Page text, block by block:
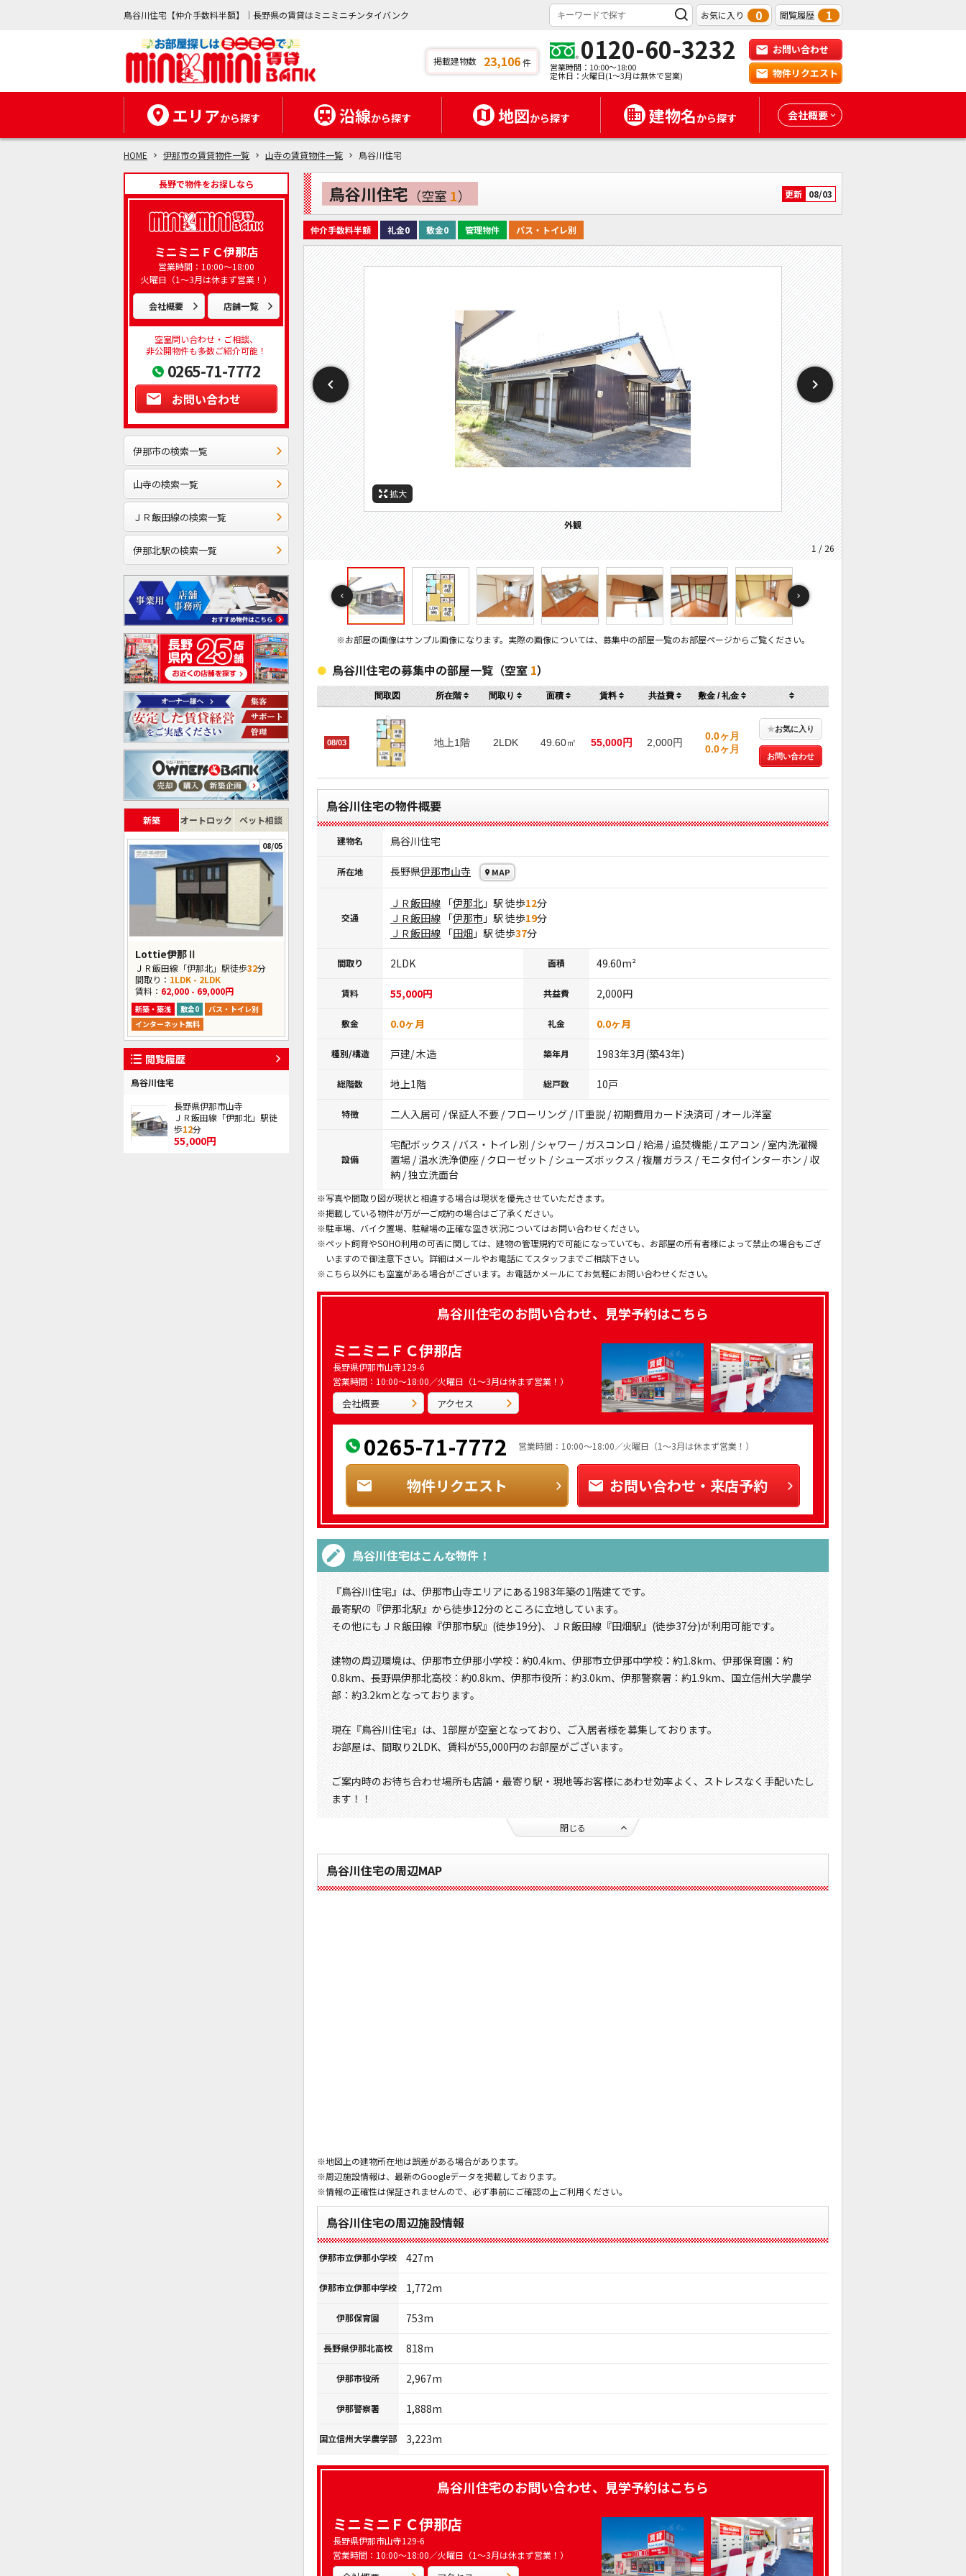
鳥谷川住宅【仲介手数料半額】｜長野県の賃貸はミニミニチンタイバンク お気に入り 0 閲覧履歴 1
掲載建物数 23,106件 0120-60-3232
営業時間：10:00～18:00
定休日：火曜日(1～3月は無休で営業)
お問い合わせ
物件リクエスト
エリアから探す 沿線から探す 地図から探す 建物名から探す 会社概要
HOME 伊那市の賃貸物件一覧 山寺の賃貸物件一覧 鳥谷川住宅
長野で物件をお探しなら
ミニミニＦＣ伊那店
営業時間：10:00～18:00
火曜日（1～3月は休まず営業！）
会社概要 店舗一覧
空室問い合わせ・ご相談、
非公開物件も多数ご紹介可能！
0265-71-7772
お問い合わせ
伊那市の検索一覧
山寺の検索一覧
ＪＲ飯田線の検索一覧
伊那北駅の検索一覧
新築 オートロック ペット相談
08/05
Lottie伊那Ⅱ
ＪＲ飯田線「伊那北」駅徒歩32分
間取り： 1LDK - 2LDK
賃料： 62,000 - 69,000円
新築・築浅 敷金0
バス・トイレ別
インターネット無料
閲覧履歴
鳥谷川住宅
長野県伊那市山寺
ＪＲ飯田線「伊那北」駅徒
歩12分
55,000円
鳥谷川住宅 （空室 1） 更新 08/03
仲介手数料半額 礼金0 敷金0 管理物件 バス・トイレ別
拡大
外観
1 / 26
拡大
間取
間取り
拡大
居間
拡大
キッチン
拡大
キッチン
拡大
寝室
拡大
寝室
拡大
庭
拡大
風呂
拡大
トイレ
拡大
収納
拡大
収納
拡大
洗面
拡大
バルコニー
拡大
設備
拡大
玄関
拡大
玄関
拡大
その他画像
拡大
その他画像
拡大
セキュリティ
拡大
周辺施設：大学
拡大
周辺施設：警察署・交番
拡大
周辺施設：役所
拡大
周辺施設：高校・高専
拡大
周辺施設：中学校
拡大
周辺施設：小学校
※お部屋の画像はサンプル画像になります。実際の画像については、募集中の部屋一覧のお部屋ページからご覧ください。
鳥谷川住宅の募集中の部屋一覧（空室 1）
間取図 所在階 間取り 面積 賃料 共益費 敷金 / 礼金
08/03 地上1階 2LDK 49.60㎡ 55,000円 2,000円
0.0ヶ月
0.0ヶ月
★お気に入り
お問い合わせ
鳥谷川住宅の物件概要
建物名 鳥谷川住宅
所在地 長野県伊那市山寺 MAP
交通
ＪＲ飯田線 「伊那北 」駅 徒歩12分
ＪＲ飯田線 「伊那市 」駅 徒歩19分
ＪＲ飯田線 「田畑 」駅 徒歩37分
間取り 2LDK 面積 49.60m²
賃料 55,000円 共益費 2,000円
敷金 0.0ヶ月 礼金 0.0ヶ月
種別/構造 戸建/ 木造 築年月 1983年3月(築43年)
総階数 地上1階 総戸数 10戸
特徴 二人入居可 / 保証人不要 / フローリング / IT重説 / 初期費用カード決済可 / オール洋室
設備
宅配ボックス / バス・トイレ別 / シャワー / ガスコンロ / 給湯 / 追焚機能 / エアコン / 室内洗濯機
置場 / 温水洗浄便座 / クローゼット / シューズボックス / 複層ガラス / モニタ付インターホン / 収
納 / 独立洗面台
※写真や間取り図が現状と相違する場合は現状を優先させていただきます。
※掲載している物件が万が一ご成約の場合はご了承ください。
※駐車場、バイク置場、駐輪場の正確な空き状況についてはお問い合わせください。
※ペット飼育やSOHO利用の可否に関しては、建物の管理規約で可能になっていても、お部屋の所有者様によって禁止の場合もござ
いますので御注意下さい。詳細はメールやお電話にてスタッフまでご相談下さい。
※こちら以外にも空室がある場合がございます。お電話かメールにてお気軽にお問い合わせください。
鳥谷川住宅のお問い合わせ、見学予約はこちら
ミニミニＦＣ伊那店
長野県伊那市山寺129-6
営業時間：10:00～18:00／火曜日（1～3月は休まず営業！）
会社概要 アクセス
0265-71-7772 営業時間：10:00～18:00／火曜日（1～3月は休まず営業！）
物件リクエスト お問い合わせ・来店予約
鳥谷川住宅はこんな物件！
『鳥谷川住宅』は、伊那市山寺エリアにある1983年築の1階建てです。
最寄駅の『伊那北駅』から徒歩12分のところに立地しています。
その他にもＪＲ飯田線『伊那市駅』(徒歩19分)、ＪＲ飯田線『田畑駅』(徒歩37分)が利用可能です。
建物の周辺環境は、伊那市立伊那小学校：約0.4km、伊那市立伊那中学校：約1.8km、伊那保育園：約
0.8km、長野県伊那北高校：約0.8km、伊那市役所：約3.0km、伊那警察署：約1.9km、国立信州大学農学
部：約3.2kmとなっております。
現在『鳥谷川住宅』は、1部屋が空室となっており、ご入居者様を募集しております。
お部屋は、間取り2LDK、賃料が55,000円のお部屋がございます。
ご案内時のお待ち合わせ場所も店舗・最寄り駅・現地等お客様にあわせ効率よく、ストレスなく手配いたし
ます！！
閉じる
鳥谷川住宅の周辺MAP
※地図上の建物所在地は誤差がある場合があります。
※周辺施設情報は、最新のGoogleデータを掲載しております。
※情報の正確性は保証されませんので、必ず事前にご確認の上ご利用ください。
鳥谷川住宅の周辺施設情報
伊那市立伊那小学校 427m
伊那市立伊那中学校 1,772m
伊那保育園 753m
長野県伊那北高校 818m
伊那市役所 2,967m
伊那警察署 1,888m
国立信州大学農学部 3,223m
鳥谷川住宅のお問い合わせ、見学予約はこちら
ミニミニＦＣ伊那店
長野県伊那市山寺129-6
営業時間：10:00～18:00／火曜日（1～3月は休まず営業！）